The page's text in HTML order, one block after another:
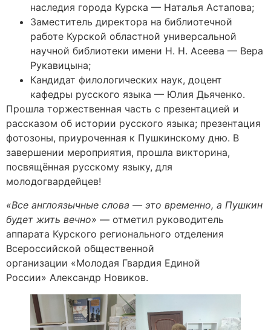
наследия города Курска — Наталья Астапова;
Заместитель директора на библиотечной
работе Курской областной универсальной
научной библиотеки имени Н. Н. Асеева — Вера
Рукавицына;
Кандидат филологических наук, доцент
кафедры русского языка — Юлия Дьяченко.
Прошла торжественная часть с презентацией и
рассказом об истории русского языка; презентация
фотозоны, приуроченная к Пушкинскому дню. В
завершении мероприятия, прошла викторина,
посвящённая русскому языку, для
молодогвардейцев!
«Все англоязычные слова — это временно, а Пушкин
будет жить вечно» — отметил руководитель
аппарата Курского регионального отделения
Всероссийской общественной
организации «Молодая Гвардия Единой
России» Александр Новиков.